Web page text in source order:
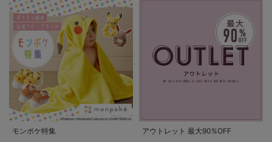
モンポケ特集 アウトレット 最大90%OFF